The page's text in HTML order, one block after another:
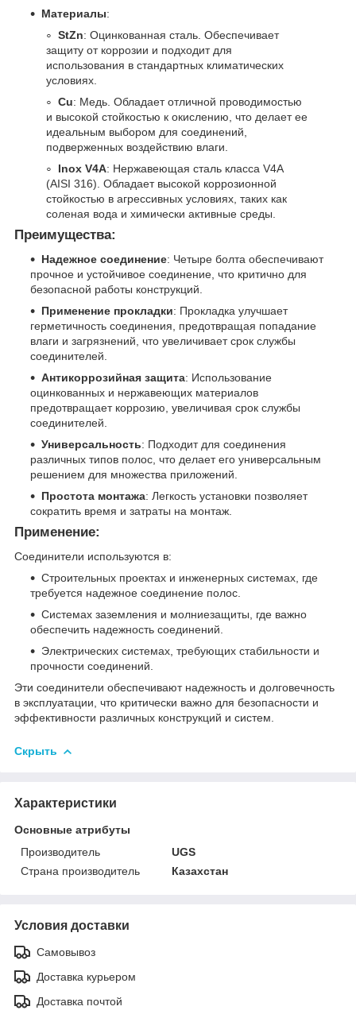
Материалы:
StZn: Оцинкованная сталь. Обеспечивает
защиту от коррозии и подходит для
использования в стандартных климатических
условиях.
Cu: Медь. Обладает отличной проводимостью
и высокой стойкостью к окислению, что делает ее
идеальным выбором для соединений,
подверженных воздействию влаги.
Inox V4A: Нержавеющая сталь класса V4A
(AISI 316). Обладает высокой коррозионной
стойкостью в агрессивных условиях, таких как
соленая вода и химически активные среды.
Преимущества:
Надежное соединение: Четыре болта обеспечивают
прочное и устойчивое соединение, что критично для
безопасной работы конструкций.
Применение прокладки: Прокладка улучшает
герметичность соединения, предотвращая попадание
влаги и загрязнений, что увеличивает срок службы
соединителей.
Антикоррозийная защита: Использование
оцинкованных и нержавеющих материалов
предотвращает коррозию, увеличивая срок службы
соединителей.
Универсальность: Подходит для соединения
различных типов полос, что делает его универсальным
решением для множества приложений.
Простота монтажа: Легкость установки позволяет
сократить время и затраты на монтаж.
Применение:
Соединители используются в:
Строительных проектах и инженерных системах, где
требуется надежное соединение полос.
Системах заземления и молниезащиты, где важно
обеспечить надежность соединений.
Электрических системах, требующих стабильности и
прочности соединений.
Эти соединители обеспечивают надежность и долговечность
в эксплуатации, что критически важно для безопасности и
эффективности различных конструкций и систем.
Скрыть
Характеристики
Основные атрибуты
Производитель
UGS
Страна производитель
Казахстан
Условия доставки
Самовывоз
Доставка курьером
Доставка почтой